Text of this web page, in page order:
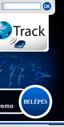
BELÉPÉS